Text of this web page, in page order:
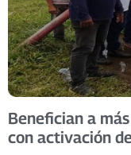
Benefician a
con activación